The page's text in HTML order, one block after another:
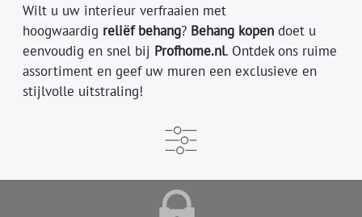
Wilt u uw interieur verfraaien met
hoogwaardig reliëf behang? Behang kopen doet u
eenvoudig en snel bij Profhome.nl. Ontdek ons ruime
assortiment en geef uw muren een exclusieve en
stijlvolle uitstraling!